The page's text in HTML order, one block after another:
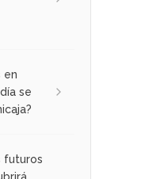
en
se
futuros